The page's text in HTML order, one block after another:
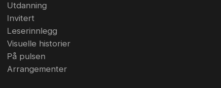
Utdanning
Invitert
Leserinnlegg
Visuelle historier
På pulsen
Arrangementer